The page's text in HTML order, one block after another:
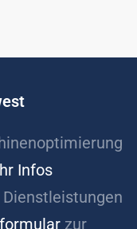
Infos
zur